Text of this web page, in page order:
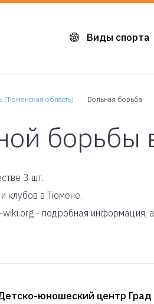
Виды спорта
(Тюменская область) Вольная борьба
борьбы
3 шт.
клубов в Тюмене.
- подробная информация,
юношеский центр Град